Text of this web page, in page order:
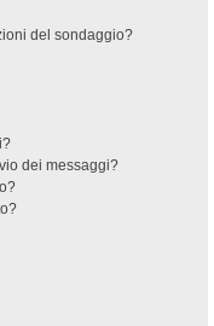
del sondaggio?
dei messaggi?